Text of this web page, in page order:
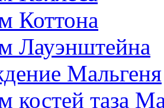
Коттона
Лауэнштейна
Мальгеня
костей таза